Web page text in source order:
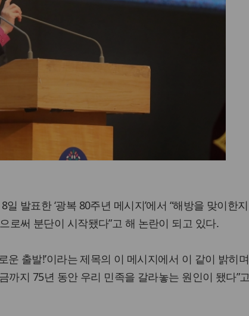
발표한 ‘광복 80주년 메시지’에서 “해방을 맞이한지
로써 분단이 시작됐다”고 해 논란이 되고 있다.
운 출발!’이라는 제목의 이 메시지에서 이 같이 밝히며
까지 75년 동안 우리 민족을 갈라놓는 원인이 됐다”고